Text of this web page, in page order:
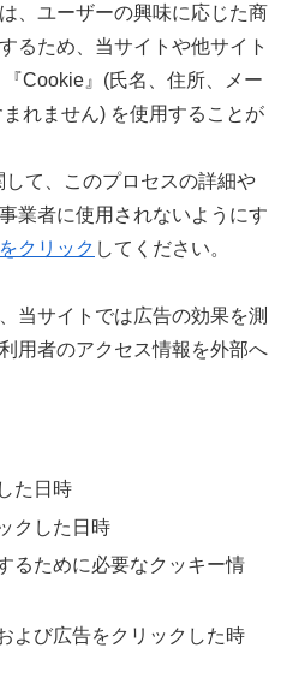
、ユーザーの興味に応じた商
るため、当サイトや他サイト
Cookie』(氏名、住所、メー
れません) を使用することが
て、このプロセスの詳細や
業者に使用されないようにす
クリック してください。
当サイトでは広告の効果を測
用者のアクセス情報を外部へ
た日時
クした日時
るために必要なクッキー情
よび広告をクリックした時